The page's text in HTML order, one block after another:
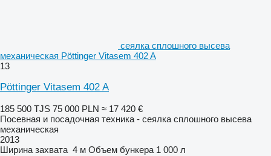
сеялка сплошного высева
механическая Pöttinger Vitasem 402 A
13
Pöttinger Vitasem 402 A
185 500 TJS 75 000 PLN ≈ 17 420 €
Посевная и посадочная техника - сеялка сплошного высева
механическая
2013
Ширина захвата 4 м Объем бункера 1 000 л